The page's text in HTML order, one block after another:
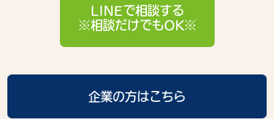
LINEで相談する
※相談だけでもOK※
企業の方はこちら